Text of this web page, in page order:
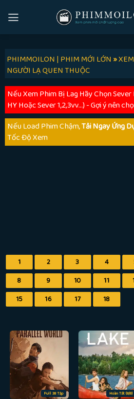
PHIMMOILON | PHIM MỚI LỚN»
NGƯỜI LẠ QUEN THUỘC
Nếu Xem Phim Bị Lag Hãy Chọn Sever
HY Hoặc Sever 1,2,3vv...) - Gợi ý nên
Nếu Load Phim Chậm,Tải Ngay Ứng
Tốc Độ Xem
1 2 3 4
8
9 10 11
15
16 17 18
Full 38 Tập Hoàn Tất (8/8)